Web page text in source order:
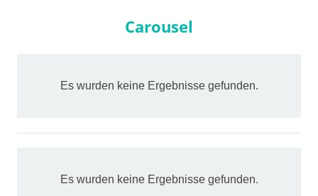
Carousel
Es wurden keine Ergebnisse gefunden.
Es wurden keine Ergebnisse gefunden.